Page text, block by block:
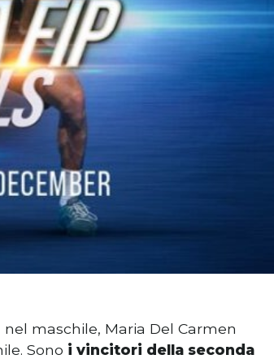
maschile, Maria Del Carmen
Sono i vincitori della seconda